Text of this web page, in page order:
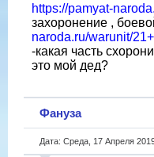
https://pamyat-
захоронение ,
naroda.ru/warunit/
-какая часть
это мой дед?
Фануза
Дата: Среда, 17 Апреля